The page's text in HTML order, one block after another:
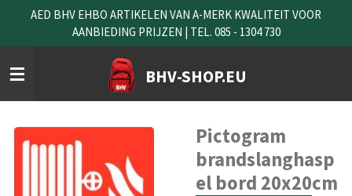
naar
de
hoofdinhoud
BHV-SHOP.EU
AED BHV EHBO ARTIKELEN VAN A-MERK KWALITEIT VOOR
AANBIEDING PRIJZEN | TEL. 085 - 1304 730
Pictogram
brandslanghasp
el bord 20x20cm